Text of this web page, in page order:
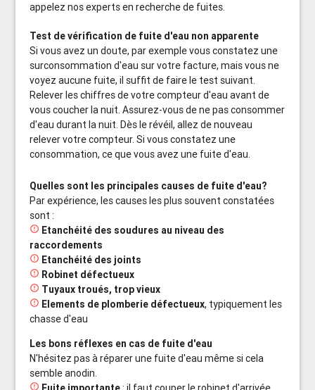
appelez nos experts en recherche de fuites.
Test de vérification de fuite d'eau non apparente
Si vous avez un doute, par exemple vous constatez une
surconsommation d'eau sur votre facture, mais vous ne
voyez aucune fuite, il suffit de faire le test suivant.
Relever les chiffres de votre compteur d'eau avant de
vous coucher la nuit. Assurez-vous de ne pas consommer
d'eau durant la nuit. Dès le révéil, allez de nouveau
relever votre compteur. Si vous constatez une
consommation, ce que vous avez une fuite d'eau.
Quelles sont les principales causes de fuite d'eau?
Par expérience, les causes les plus souvent constatées
sont :
 Etanchéité des soudures au niveau des
raccordements
 Etanchéité des joints
 Robinet défectueux
 Tuyaux troués, trop vieux
 Elements de plomberie défectueux, typiquement les
chasse d'eau
Les bons réflexes en cas de fuite d'eau
N'hésitez pas à réparer une fuite d'eau même si cela
semble anodin.
